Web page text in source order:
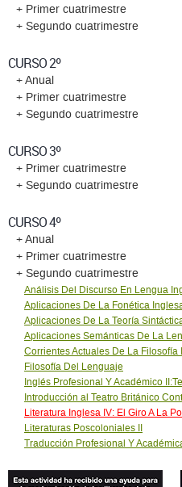
+ Primer cuatrimestre
+ Segundo cuatrimestre
CURSO 2º
+ Anual
+ Primer cuatrimestre
+ Segundo cuatrimestre
CURSO 3º
+ Primer cuatrimestre
+ Segundo cuatrimestre
CURSO 4º
+ Anual
+ Primer cuatrimestre
+ Segundo cuatrimestre
Análisis Del Discurso En Lengua
Aplicaciones De La Fonética
Aplicaciones De La Teoría
Aplicaciones Semánticas De La
Corrientes Actuales De La Filosofía II
Filosofía Del Lenguaje
Inglés Profesional Y Académico
Introducción al Teatro Británico
Literatura Inglesa IV: El Giro A La
Literaturas Poscoloniales II
Traducción Profesional Y